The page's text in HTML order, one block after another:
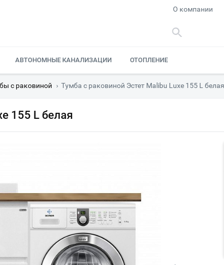
О компании
АВТОНОМНЫЕ КАНАЛИЗАЦИИ ОТОПЛЕНИЕ
с раковиной › Тумба с раковиной Эстет Malibu Luxe 155 L белая
155 L белая